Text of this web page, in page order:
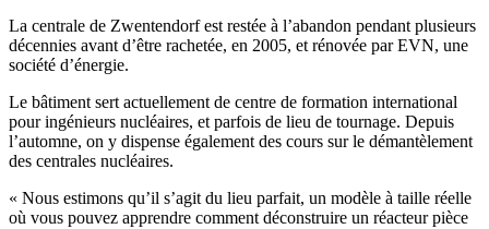
La centrale de Zwentendorf est restée à l’abandon pendant plusieurs
décennies avant d’être rachetée, en 2005, et rénovée par EVN, une
société d’énergie.
Le bâtiment sert actuellement de centre de formation international
pour ingénieurs nucléaires, et parfois de lieu de tournage. Depuis
l’automne, on y dispense également des cours sur le démantèlement
des centrales nucléaires.
« Nous estimons qu’il s’agit du lieu parfait, un modèle à taille réelle
où vous pouvez apprendre comment déconstruire un réacteur pièce